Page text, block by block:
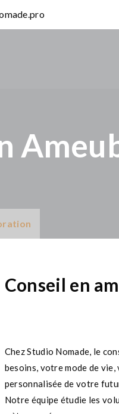
Conseil en
Chez Studio Nomade, le
besoins, votre mode de
personnalisée de votre
Notre équipe étudie les